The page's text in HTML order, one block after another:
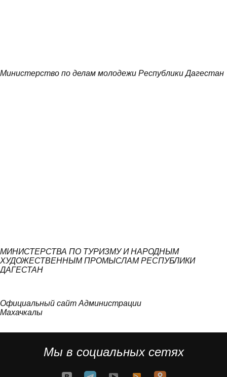
Министерство по делам молодежи Республики Дагестан
МИНИСТЕРСТВА ПО ТУРИЗМУ И НАРОДНЫМ
ХУДОЖЕСТВЕННЫМ ПРОМЫСЛАМ РЕСПУБЛИКИ
ДАГЕСТАН
Официальный сайт Администрации
Махачкалы
Мы в социальных сетях